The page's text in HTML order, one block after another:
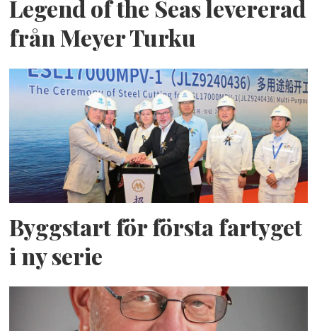
Legend of the Seas levererad
från Meyer Turku
Byggstart för första fartyget
i ny serie